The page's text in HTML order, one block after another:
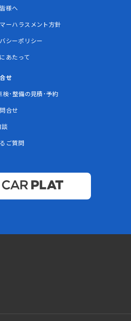
様へ
ーハラスメント方針
シーポリシー
あたって
せ
検･整備の見積･予約
合せ
談
ご質問